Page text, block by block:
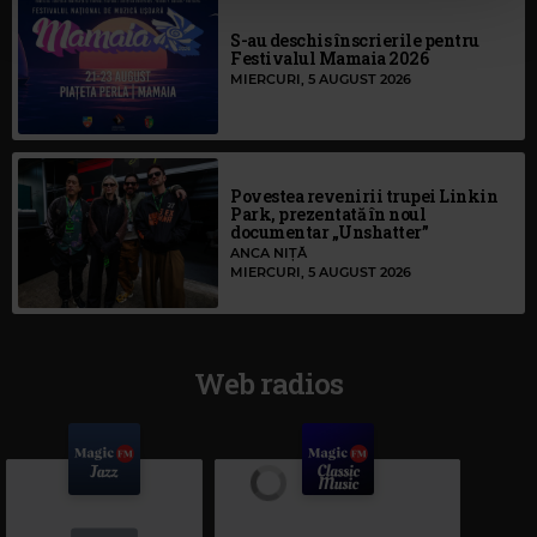
S-au deschis înscrierile pentru
Festivalul Mamaia 2026
MIERCURI, 5 AUGUST 2026
Povestea revenirii trupei Linkin
Park, prezentată în noul
documentar „Unshatter”
ANCA NIȚĂ
MIERCURI, 5 AUGUST 2026
Web radios